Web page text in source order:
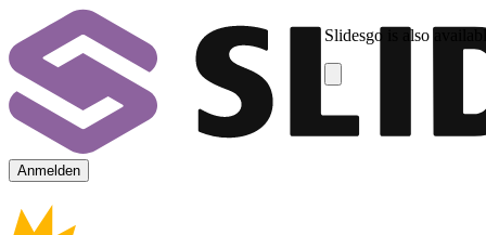
Slidesgo is also
Anmelden